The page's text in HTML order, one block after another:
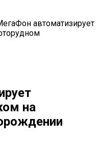
автоматизирует
на